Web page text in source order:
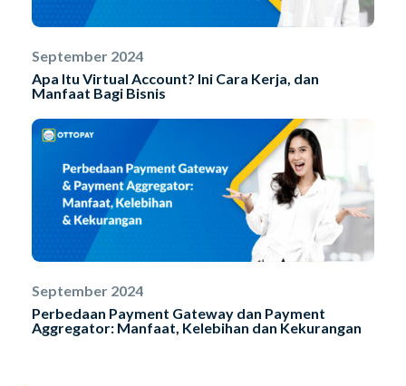
September 2024
Apa Itu Virtual Account? Ini Cara Kerja, dan
Manfaat Bagi Bisnis
September 2024
Perbedaan Payment Gateway dan Payment
Aggregator: Manfaat, Kelebihan dan Kekurangan